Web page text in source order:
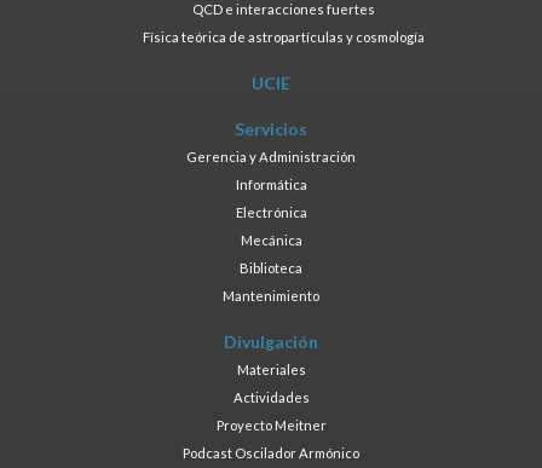
QCD e interacciones fuertes
Física teórica de astropartículas y cosmología
UCIE
Servicios
Gerencia y Administración
Informática
Electrónica
Mecánica
Biblioteca
Mantenimiento
Divulgación
Materiales
Actividades
Proyecto Meitner
Podcast Oscilador Armónico